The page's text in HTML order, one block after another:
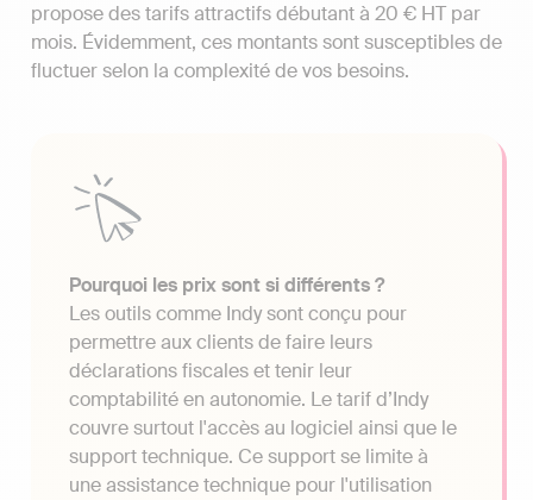
propose des tarifs attractifs débutant à 20 € HT par
mois. Évidemment, ces montants sont susceptibles de
fluctuer selon la complexité de vos besoins.
Pourquoi les prix sont si différents ?
Les outils comme Indy sont conçu pour
permettre aux clients de faire leurs
déclarations fiscales et tenir leur
comptabilité en autonomie. Le tarif d’Indy
couvre surtout l'accès au logiciel ainsi que le
support technique. Ce support se limite à
une assistance technique pour l'utilisation